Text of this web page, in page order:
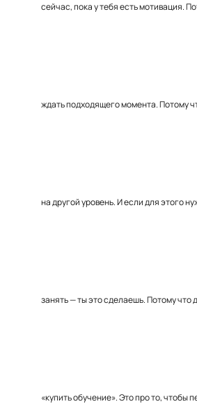
сейчас, пока у тебя есть мотивация.
ждать подходящего момента. Потому
на другой уровень. И если для этого
занять — ты это сделаешь. Потому что
«купить обучение». Это про то, чтобы